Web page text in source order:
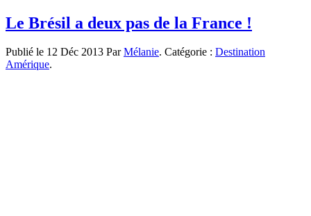
la
du
Le Brésil a deux pas de la France !
Publié le 12 Déc 2013 ParMélanie. Catégorie : Destination
Amérique.